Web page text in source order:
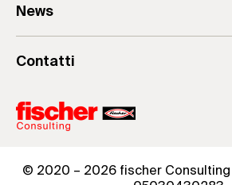
News
Contatti
© 2020 – 2026 fischer Consulting